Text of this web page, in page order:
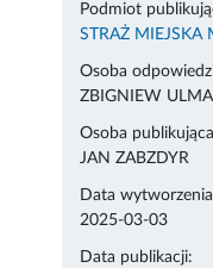
Podmiot
STRAŻ MIEJSKA
Osoba
ZBIGNIEW
Osoba
JAN ZABZDYR
Data
2025-03-03
Data publikacji: